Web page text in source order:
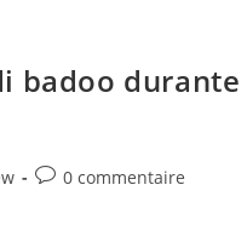
badoo durante
Post0 commentaire